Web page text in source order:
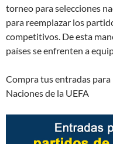
torneo para selecciones
para reemplazar los
competitivos. De esta
países se enfrenten a
Compra tus entradas
Naciones de la UEFA